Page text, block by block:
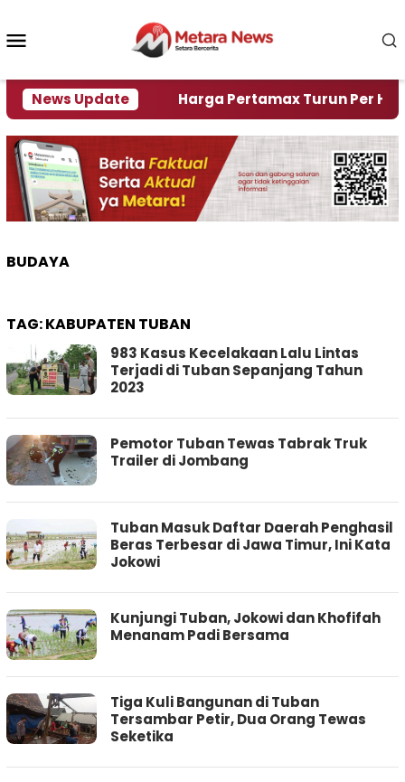
konten
News Update
Krisi Air Harga Pertamax Turun Per Hari Ini,
BUDAYA
TAG:KABUPATEN TUBAN
983 Kasus Kecelakaan Lalu Lintas
Terjadi di Tuban Sepanjang Tahun
2023
Pemotor Tuban Tewas Tabrak Truk
Trailer di Jombang
Tuban Masuk Daftar Daerah Penghasil
Beras Terbesar di Jawa Timur, Ini Kata
Jokowi
Kunjungi Tuban, Jokowi dan Khofifah
Menanam Padi Bersama
Tiga Kuli Bangunan di Tuban
Tersambar Petir, Dua Orang Tewas
Seketika